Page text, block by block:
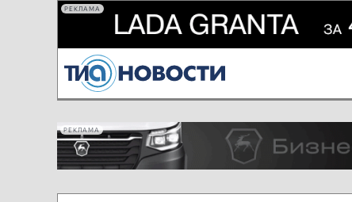
РЕКЛАМА
РЕКЛАМА